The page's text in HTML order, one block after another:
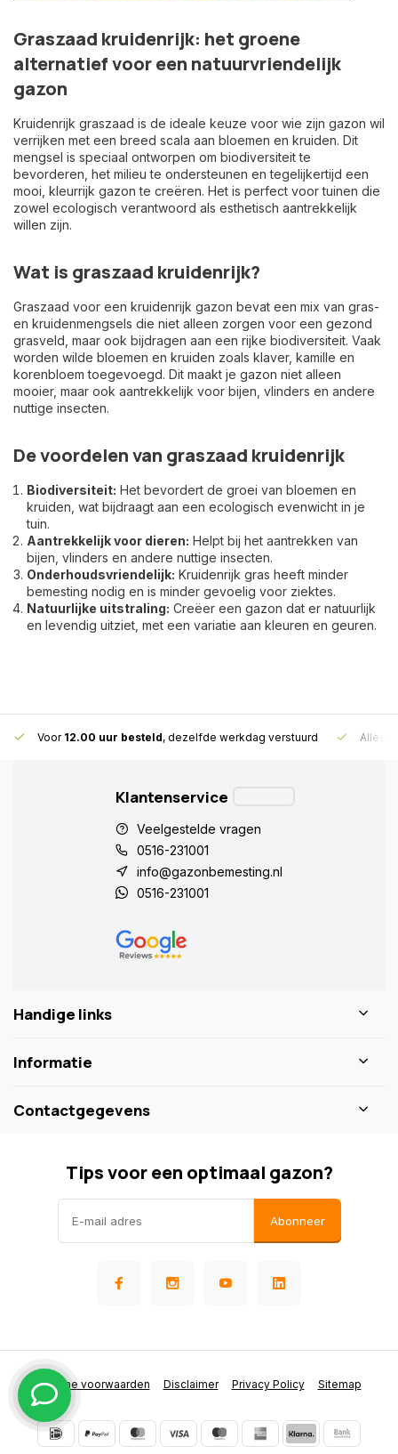
Graszaad kruidenrijk: het groene
alternatief voor een natuurvriendelijk
gazon
Kruidenrijk graszaad is de ideale keuze voor wie zijn gazon wil
verrijken met een breed scala aan bloemen en kruiden. Dit
mengsel is speciaal ontworpen om biodiversiteit te
bevorderen, het milieu te ondersteunen en tegelijkertijd een
mooi, kleurrijk gazon te creëren. Het is perfect voor tuinen die
zowel ecologisch verantwoord als esthetisch aantrekkelijk
willen zijn.
Wat is graszaad kruidenrijk?
Graszaad voor een kruidenrijk gazon bevat een mix van gras-
en kruidenmengsels die niet alleen zorgen voor een gezond
grasveld, maar ook bijdragen aan een rijke biodiversiteit. Vaak
worden wilde bloemen en kruiden zoals klaver, kamille en
korenbloem toegevoegd. Dit maakt je gazon niet alleen
mooier, maar ook aantrekkelijk voor bijen, vlinders en andere
nuttige insecten.
De voordelen van graszaad kruidenrijk
Biodiversiteit: Het bevordert de groei van bloemen en
kruiden, wat bijdraagt aan een ecologisch evenwicht in je
tuin.
Aantrekkelijk voor dieren: Helpt bij het aantrekken van
bijen, vlinders en andere nuttige insecten.
Onderhoudsvriendelijk: Kruidenrijk gras heeft minder
bemesting nodig en is minder gevoelig voor ziektes.
Natuurlijke uitstraling: Creëer een gazon dat er natuurlijk
en levendig uitziet, met een variatie aan kleuren en geuren.
Voor 12.00 uur besteld, dezelfde werkdag verstuurd Alleen
Klantenservice
Veelgestelde vragen
0516-231001
info@gazonbemesting.nl
0516-231001
Handige links
Informatie
Contactgegevens
Tips voor een optimaal gazon?
Abonneer
Algemene voorwaarden Disclaimer Privacy Policy Sitemap